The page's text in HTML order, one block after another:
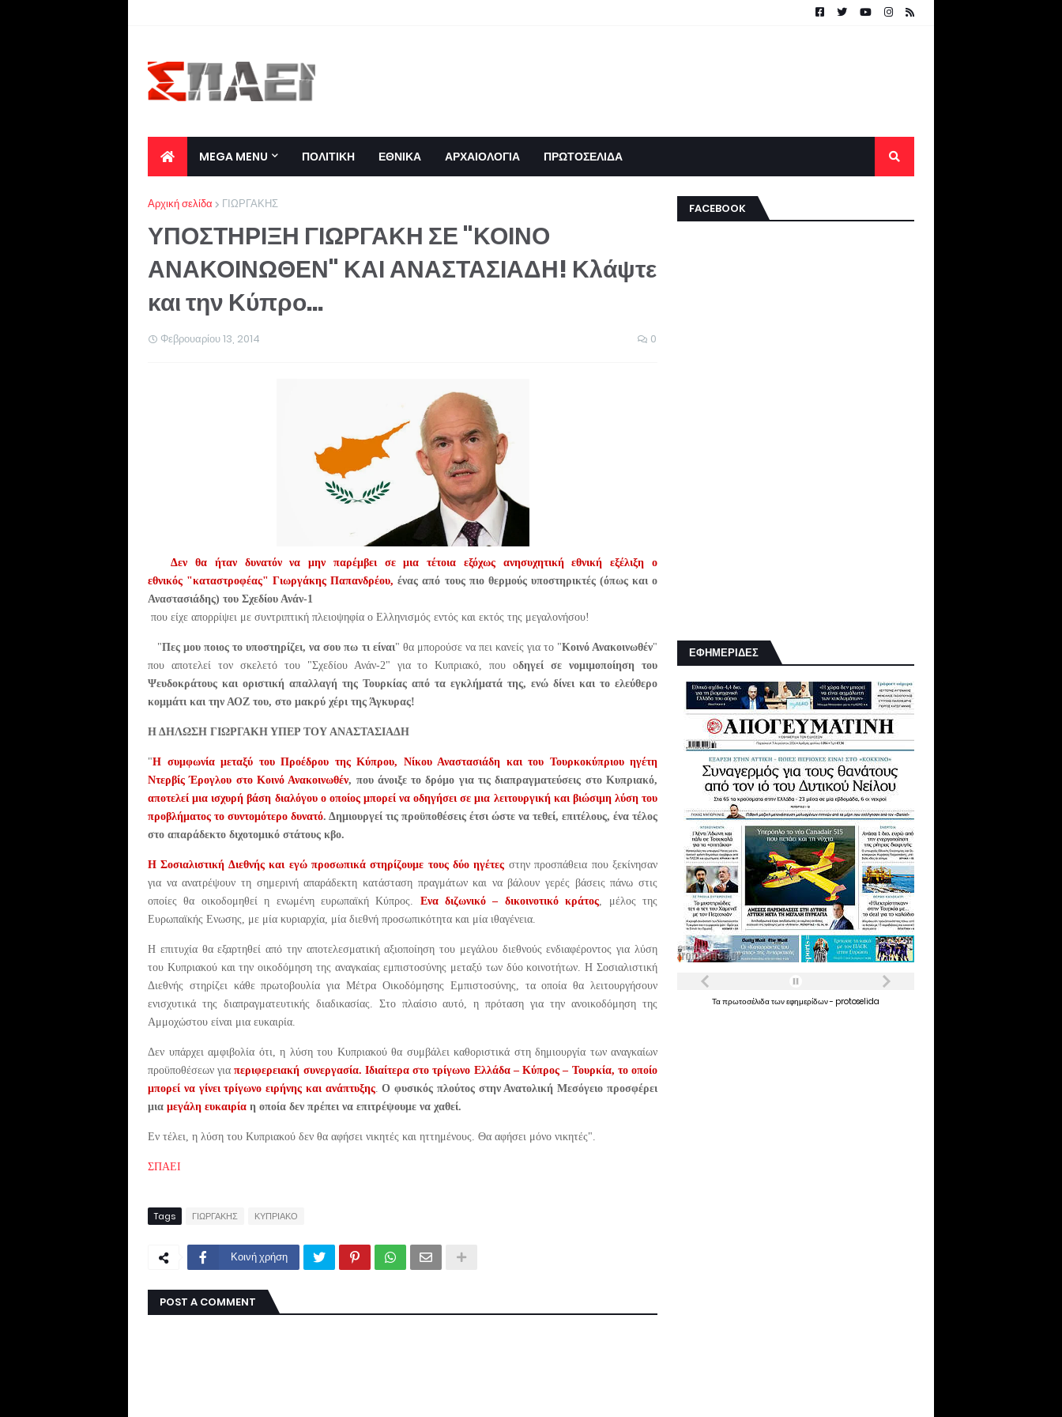
MEGA MENU ΠΟΛΙΤΙΚΗ ΕΘΝΙΚΑ ΑΡΧΑΙΟΛΟΓΙΑ ΠΡΩΤΟΣΕΛΙΔΑ
Αρχική σελίδα ΓΙΩΡΓΑΚΗΣ
ΥΠΟΣΤΗΡΙΞΗ ΓΙΩΡΓΑΚΗ ΣΕ "ΚΟΙΝΟ
ΑΝΑΚΟΙΝΩΘΕΝ" ΚΑΙ ΑΝΑΣΤΑΣΙΑΔΗ! Κλάψτε
και την Κύπρο...
Φεβρουαρίου 13, 2014 0
Δεν θα ήταν δυνατόν να μην παρέμβει σε μια τέτοια εξόχως ανησυχητική εθνική εξέλιξη ο
εθνικός "καταστροφέας" Γιωργάκης Παπανδρέου, ένας από τους πιο θερμούς υποστηρικτές (όπως και ο
Αναστασιάδης) του Σχεδίου Ανάν-1
που είχε απορρίψει με συντριπτική πλειοψηφία ο Ελληνισμός εντός και εκτός της μεγαλονήσου!
"Πες μου ποιος το υποστηρίζει, να σου πω τι είναι" θα μπορούσε να πει κανείς για το "Κοινό Ανακοινωθέν"
που αποτελεί τον σκελετό του "Σχεδίου Ανάν-2" για το Κυπριακό, που οδηγεί σε νομιμοποίηση του
Ψευδοκράτους και οριστική απαλλαγή της Τουρκίας από τα εγκλήματά της, ενώ δίνει και το ελεύθερο
κομμάτι και την ΑΟΖ του, στο μακρύ χέρι της Άγκυρας!
Η ΔΗΛΩΣΗ ΓΙΩΡΓΑΚΗ ΥΠΕΡ ΤΟΥ ΑΝΑΣΤΑΣΙΑΔΗ
"Η συμφωνία μεταξύ του Προέδρου της Κύπρου, Νίκου Αναστασιάδη και του Τουρκοκύπριου ηγέτη
Ντερβίς Έρογλου στο Κοινό Ανακοινωθέν, που άνοιξε το δρόμο για τις διαπραγματεύσεις στο Κυπριακό,
αποτελεί μια ισχυρή βάση διαλόγου ο οποίος μπορεί να οδηγήσει σε μια λειτουργική και βιώσιμη λύση του
προβλήματος το συντομότερο δυνατό. Δημιουργεί τις προϋποθέσεις έτσι ώστε να τεθεί, επιτέλους, ένα τέλος
στο απαράδεκτο διχοτομικό στάτους κβο.
Η Σοσιαλιστική Διεθνής και εγώ προσωπικά στηρίζουμε τους δύο ηγέτες στην προσπάθεια που ξεκίνησαν
για να ανατρέψουν τη σημερινή απαράδεκτη κατάσταση πραγμάτων και να βάλουν γερές βάσεις πάνω στις
οποίες θα οικοδομηθεί η ενωμένη ευρωπαϊκή Κύπρος. Ενα διζωνικό – δικοινοτικό κράτος , μέλος της
Ευρωπαϊκής Ενωσης, με μία κυριαρχία, μία διεθνή προσωπικότητα και μία ιθαγένεια.
Η επιτυχία θα εξαρτηθεί από την αποτελεσματική αξιοποίηση του μεγάλου διεθνούς ενδιαφέροντος για λύση
του Κυπριακού και την οικοδόμηση της αναγκαίας εμπιστοσύνης μεταξύ των δύο κοινοτήτων. Η Σοσιαλιστική
Διεθνής στηρίζει κάθε πρωτοβουλία για Μέτρα Οικοδόμησης Εμπιστοσύνης, τα οποία θα λειτουργήσουν
ενισχυτικά της διαπραγματευτικής διαδικασίας. Στο πλαίσιο αυτό, η πρόταση για την ανοικοδόμηση της
Αμμοχώστου είναι μια ευκαιρία.
Δεν υπάρχει αμφιβολία ότι, η λύση του Κυπριακού θα συμβάλει καθοριστικά στη δημιουργία των αναγκαίων
προϋποθέσεων γιαπεριφερειακή συνεργασία. Ιδιαίτερα στο τρίγωνο Ελλάδα – Κύπρος – Τουρκία, το οποίο
μπορεί να γίνει τρίγωνο ειρήνης και ανάπτυξης.Ο φυσικός πλούτος στην Ανατολική Μεσόγειο προσφέρει
μια μεγάλη ευκαιρία η οποία δεν πρέπει να επιτρέψουμε να χαθεί.
Εν τέλει, η λύση του Κυπριακού δεν θα αφήσει νικητές και ηττημένους. Θα αφήσει μόνο νικητές".
ΣΠΑΕΙ
Tags ΓΙΩΡΓΑΚΗΣ ΚΥΠΡΙΑΚΟ
Κοινή χρήση
POST A COMMENT
FACEBOOK
ΕΦΗΜΕΡΙΔΕΣ
Ταπρωτοσέλιδατωνεφημερίδων- protoselida